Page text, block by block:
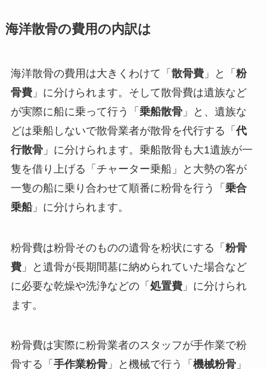
海洋散骨の費用の内訳は
海洋散骨の費用は大きくわけて「 散骨費」と「 粉
骨費」に分けられます。そして散骨費は遺族など
が実際に船に乗って行う「 乗船散骨」と、遺族な
どは乗船しないで散骨業者が散骨を代行する「 代
行散骨」に分けられます。乗船散骨も大1遺族が一
隻を借り上げる「チャーター乗船」と大勢の客が
一隻の船に乗り合わせて順番に粉骨を行う「 乗合
乗船」に分けられます。
粉骨費は粉骨そのものの遺骨を粉状にする「 粉骨
費」と遺骨が長期間墓に納められていた場合など
に必要な乾燥や洗浄などの「 処置費」に分けられ
ます。
粉骨費は実際に粉骨業者のスタッフが手作業で粉
骨する「 手作業粉骨」と機械で行う「 機械粉骨」